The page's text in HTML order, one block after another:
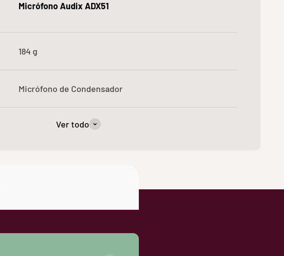
Micrófono Audix ADX51
184 g
Micrófono de Condensador
Ver todo